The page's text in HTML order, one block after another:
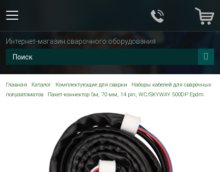
Интернет-магазин сварочного оборудования
Главная Каталог Комплектующие для сварки
Наборы кабелей для сварочных
полуавтоматов
Пакет-коннектор 5м, 70 мм, 14 pin, WC/SKYWAY 500DP Epdm